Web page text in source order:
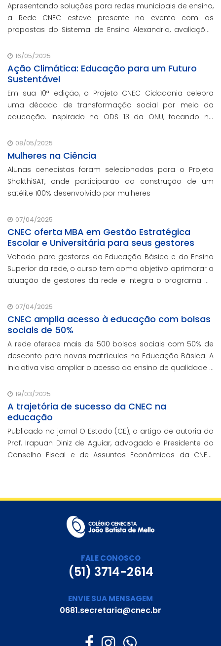
Apresentando soluções para redes municipais de ensino,
a Rede CNEC esteve presente no evento com as
propostas do Sistema de Ensino Alexandria, avaliações
escolar e parcerias com prefeituras durante ev
16/05/2025
Ação Climática: Educação para um Futuro
Sustentável
Em sua 10ª edição, o Projeto CNEC Cidadania celebra
uma década de transformação social por meio da
educação. Inspirado no ODS 13 da ONU, focando no
promoção da sustentabilidade.
08/05/2025
Mulheres na Ciência
Alunas cenecistas foram selecionadas para o Projeto
ShakthiSAT, onde participarão da construção de um
satélite 100% desenvolvido por mulheres
07/04/2025
CNEC oferta MBA em Gestão Estratégica
Escolar e Universitária para seus gestores
Voltado para gestores da Educação Básica e do Ensino
Superior da rede, o curso tem como objetivo aprimorar a
atuação de gestores da rede e integra o programa de
contando com o oferecimento gratuito da Re
07/04/2025
CNEC amplia acesso à educação com bolsas
sociais de 50%
A rede oferece mais de 500 bolsas sociais com 50% de
desconto para novas matrículas na Educação Básica. A
iniciativa visa ampliar o acesso ao ensino de qualidade e
19/03/2025
A trajetória de sucesso da CNEC na
educação
Publicado no jornal O Estado (CE), o artigo de autoria do
Prof. Irapuan Diniz de Aguiar, advogado e Presidente do
Conselho Fiscal e de Assuntos Econômicos da CNEC,
FALE CONOSCO
(51) 3714-2614
ENVIE SUA MENSAGEM
0681.secretaria@cnec.br